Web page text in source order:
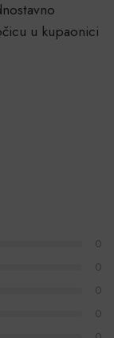
u kupaonici
0
0
0
0